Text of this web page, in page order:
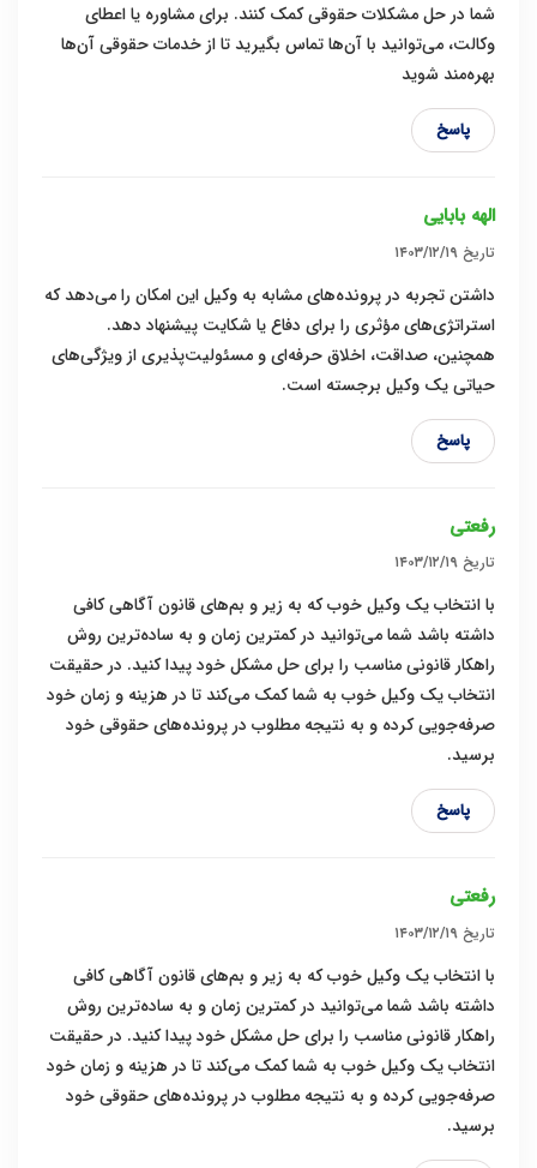
شما در حل مشکلات حقوقی کمک کنند. برای مشاوره یا اعطای
وکالت، می‌توانید با آن‌ها تماس بگیرید تا از خدمات حقوقی آن‌ها
بهره‌مند شوید
پاسخ
الهه بابایی
تاریخ ۱۴۰۳/۱۲/۱۹
داشتن تجربه در پرونده‌های مشابه به وکیل این امکان را می‌دهد که
استراتژی‌های مؤثری را برای دفاع یا شکایت پیشنهاد دهد.
همچنین، صداقت، اخلاق حرفه‌ای و مسئولیت‌پذیری از ویژگی‌های
حیاتی یک وکیل برجسته است.
پاسخ
رفعتی
تاریخ ۱۴۰۳/۱۲/۱۹
با انتخاب یک وکیل خوب که به زیر و بم‌های قانون آگاهی کافی
داشته باشد شما می‌توانید در کمترین زمان و به ساده‌ترین روش
راهکار قانونی مناسب را برای حل مشکل خود پیدا کنید. در حقیقت
انتخاب یک وکیل خوب به شما کمک می‌کند تا در هزینه و زمان خود
صرفه‌جویی کرده و به نتیجه مطلوب در پرونده‌های حقوقی خود
برسید.
پاسخ
رفعتی
تاریخ ۱۴۰۳/۱۲/۱۹
با انتخاب یک وکیل خوب که به زیر و بم‌های قانون آگاهی کافی
داشته باشد شما می‌توانید در کمترین زمان و به ساده‌ترین روش
راهکار قانونی مناسب را برای حل مشکل خود پیدا کنید. در حقیقت
انتخاب یک وکیل خوب به شما کمک می‌کند تا در هزینه و زمان خود
صرفه‌جویی کرده و به نتیجه مطلوب در پرونده‌های حقوقی خود
برسید.